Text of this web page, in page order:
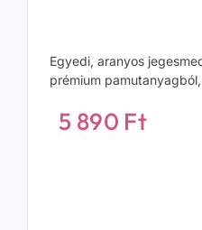
Egyedi, aranyos
prémium
5 890 Ft